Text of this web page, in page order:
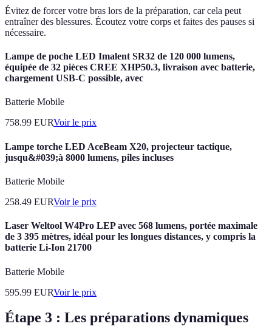
Évitez de forcer votre bras lors de la préparation, car cela peut
entraîner des blessures. Écoutez votre corps et faites des pauses si
nécessaire.
Lampe de poche LED Imalent SR32 de 120 000 lumens,
équipée de 32 pièces CREE XHP50.3, livraison avec batterie,
chargement USB-C possible, avec
Batterie Mobile
758.99 EURVoir le prix
Lampe torche LED AceBeam X20, projecteur tactique,
jusqu&#039;à 8000 lumens, piles incluses
Batterie Mobile
258.49 EURVoir le prix
Laser Weltool W4Pro LEP avec 568 lumens, portée maximale
de 3 395 mètres, idéal pour les longues distances, y compris la
batterie Li-Ion 21700
Batterie Mobile
595.99 EURVoir le prix
Étape 3 : Les préparations dynamiques